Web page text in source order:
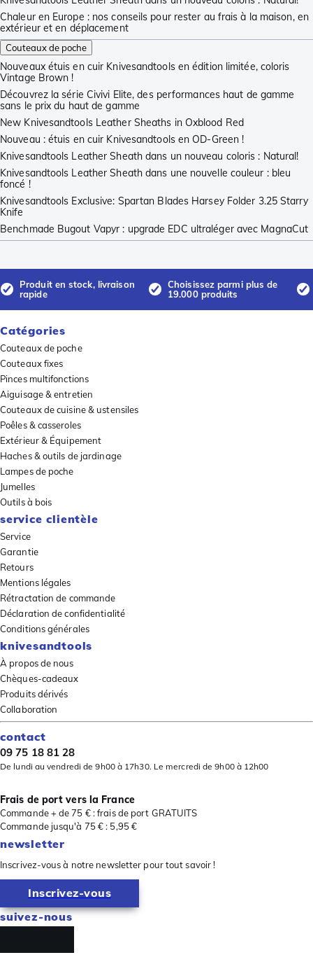
Chaleur en Europe : nos conseils pour rester au frais à la maison, en
extérieur et en déplacement
Couteaux de poche
Nouveaux étuis en cuir Knivesandtools en édition limitée, coloris
Vintage Brown !
Découvrez la série Civivi Elite, des performances haut de gamme
sans le prix du haut de gamme
New Knivesandtools Leather Sheaths in Oxblood Red
Nouveau : étuis en cuir Knivesandtools en OD-Green !
Knivesandtools Leather Sheath dans un nouveau coloris : Natural!
Knivesandtools Leather Sheath dans une nouvelle couleur : bleu
foncé !
Knivesandtools Exclusive: Spartan Blades Harsey Folder 3.25 Starry
Knife
Benchmade Bugout Vapyr : upgrade EDC ultraléger avec MagnaCut
Produit en stock, livraison
rapide
Choisissez parmi plus de
19.000 produits
Catégories
Couteaux de poche
Couteaux fixes
Pinces multifonctions
Aiguisage & entretien
Couteaux de cuisine & ustensiles
Poêles & casseroles
Extérieur & Équipement
Haches & outils de jardinage
Lampes de poche
Jumelles
Outils à bois
service clientèle
Service
Garantie
Retours
Mentions légales
Rétractation de commande
Déclaration de confidentialité
Conditions générales
knivesandtools
À propos de nous
Chèques-cadeaux
Produits dérivés
Collaboration
contact
09 75 18 81 28
De lundi au vendredi de 9h00 à 17h30. Le mercredi de 9h00 à 12h00
Frais de port vers la France
Commande + de 75 € : frais de port GRATUITS
Commande jusqu'à 75 € : 5,95 €
newsletter
Inscrivez-vous à notre newsletter pour tout savoir !
Inscrivez-vous
suivez-nous